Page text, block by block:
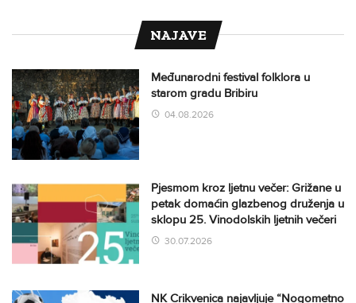
NAJAVE
Međunarodni festival folklora u
starom gradu Bribiru
04.08.2026
Pjesmom kroz ljetnu večer: Grižane u
petak domaćin glazbenog druženja u
sklopu 25. Vinodolskih ljetnih večeri
30.07.2026
NK Crikvenica najavljuje “Nogometno